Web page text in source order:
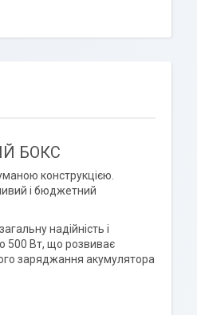
БОКС
конструкцією.
і бюджетний
надійність і
500 Вт, що розвиває
заряджання акумулятора